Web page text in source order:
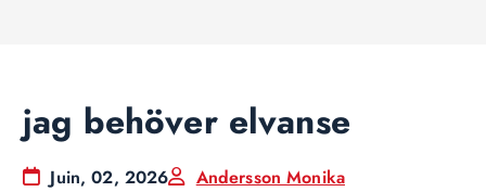
jag behöver elvanse
Juin, 02, 2026
Andersson Monika